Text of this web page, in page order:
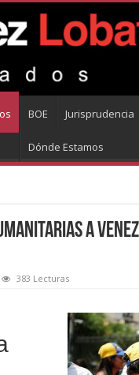
BOE Jurisprudencia
Dónde Estamos
a
383 Lecturas